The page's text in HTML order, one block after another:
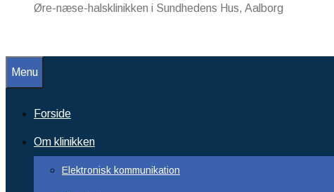
Øre-næse-halsklinikken i Sundhedens Hus, Aalborg
Menu
Forside
Om klinikken
Elektronisk kommunikation